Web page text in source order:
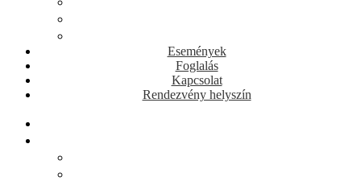
Események
Foglalás
Kapcsolat
Rendezvény helyszín